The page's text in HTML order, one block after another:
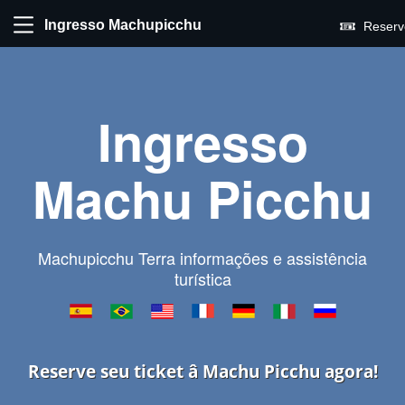
Ingresso Machupicchu
Ingresso
Machu Picchu
Machupicchu Terra informações e assistência
turística
Reserve seu ticket â Machu Picchu agora!